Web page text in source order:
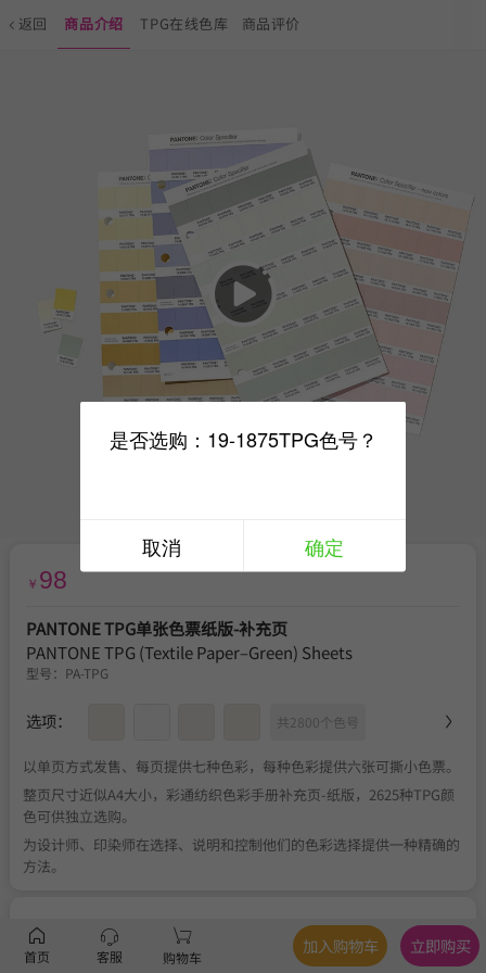
返回 商品介绍 TPG在线色库 商品评价
￥ 98
PANTONE TPG单张色票纸版-补充页
PANTONE TPG (Textile Paper–Green) Sheets
型号： PA-TPG
选项： 共2800个色号
以单页方式发售、每页提供七种色彩，每种色彩提供六张可撕小色票。
整页尺寸近似A4大小，彩通纺织色彩手册补充页-纸版，2625种TPG颜
色可供独立选购。
为设计师、印染师在选择、说明和控制他们的色彩选择提供一种精确的
方法。
服务 官方正品 关于税费 、不可退换
首页 客服 购物车
加入购物车 立即购买
是否选购：19-1875TPG色号？
取消 确定